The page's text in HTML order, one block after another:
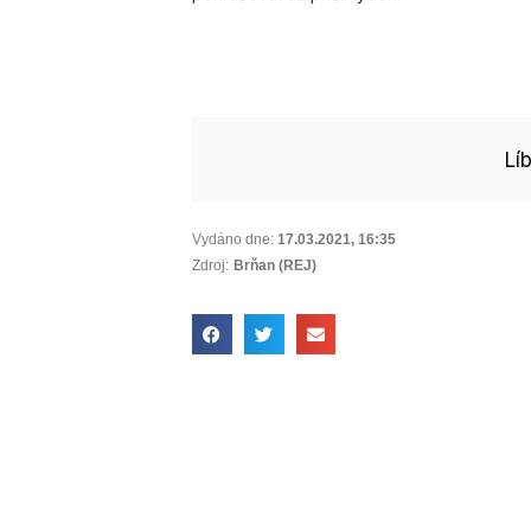
Vydáno dne: 17.03.2021, 16:35
Zdroj: Brňan (REJ)